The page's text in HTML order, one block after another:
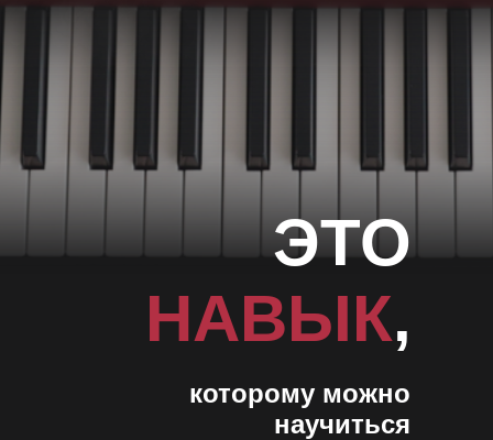
которому можно
научиться
ЭТО
НАВЫК,